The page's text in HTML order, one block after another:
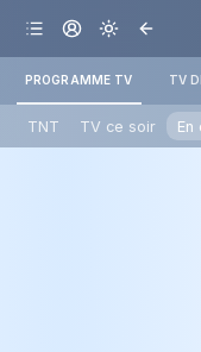
PROGRAMME TV TV
TNT TV ce soir En